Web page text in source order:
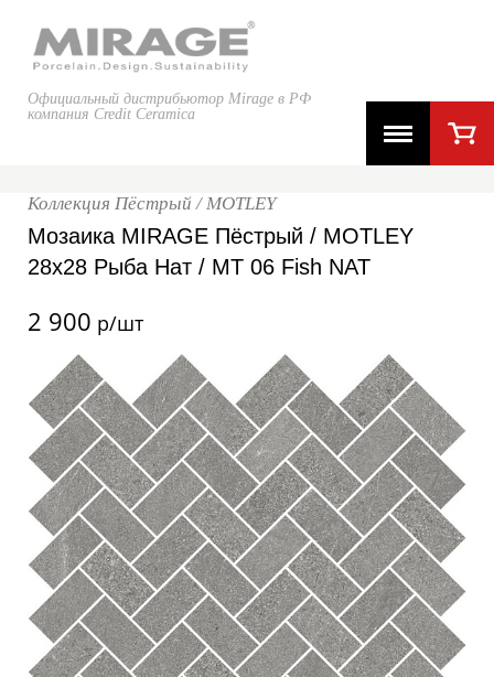
Официальный дистрибьютор Mirage в РФ
компания Credit Ceramica
Коллекция Пёстрый / MOTLEY
Мозаика MIRAGE Пёстрый / MOTLEY
28x28 Рыба Нат / MT 06 Fish NAT
2 900 р/шт